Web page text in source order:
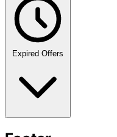
Expired Offers